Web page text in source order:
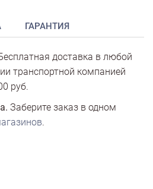
ГАРАНТИЯ
доставка в любой
транспортной компанией
руб.
Заберите заказ в одном
.